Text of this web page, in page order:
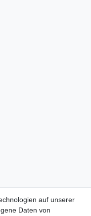
auf unserer
Daten von